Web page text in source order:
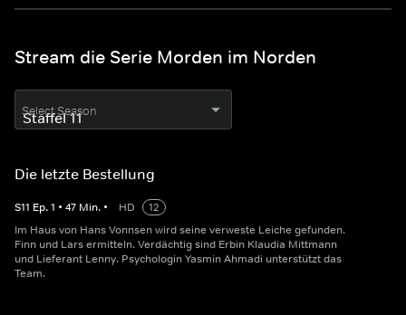
Stream die Serie Morden im Norden
Select Season
Die letzte Bestellung
S11 Ep.1 • 47 Min. • HD
12
Im Haus von Hans Vonnsen wird seine verweste Leiche gefunden.
Finn und Lars ermitteln. Verdächtig sind Erbin Klaudia Mittmann
und Lieferant Lenny. Psychologin Yasmin Ahmadi unterstützt das
Team.